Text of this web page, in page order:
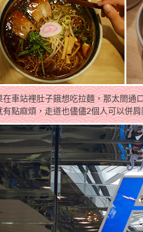
在車站裡肚子餓想吃拉麵，那太閤通
有點麻煩，走道也儘儘2個人可以併